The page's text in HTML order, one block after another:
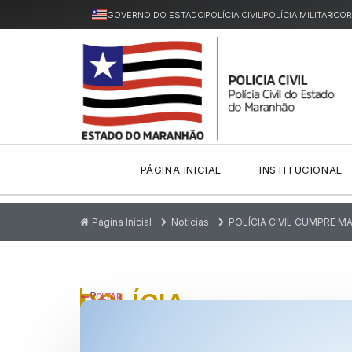
GOVERNO DO ESTADOPOLÍCIA CIVILPOLÍCIA MILITAR
PÁGINA INICIAL INSTITUCIONAL
Página Inicial Notícias POLÍCIA CIVIL CUMPRE
P
POLÍCIA
VOLTAR